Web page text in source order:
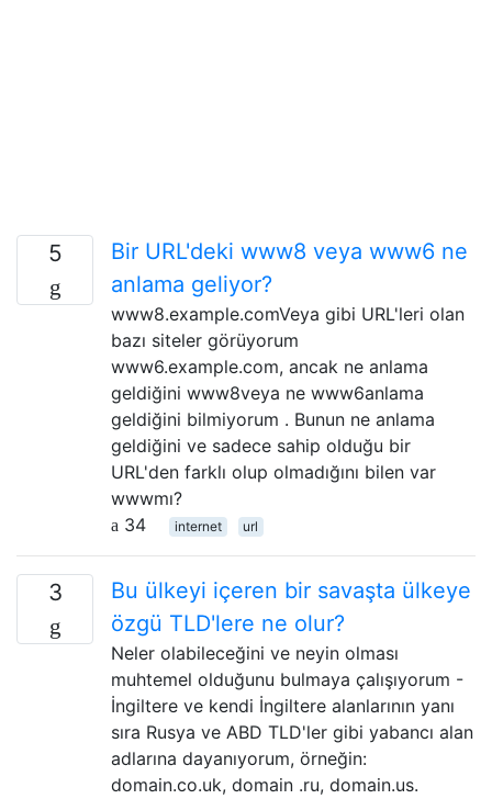
5
Bir URL'deki www8 veya www6 ne
anlama geliyor?
www8.example.comVeya gibi URL'leri olan
bazı siteler görüyorum
www6.example.com, ancak ne anlama
geldiğini www8veya ne www6anlama
geldiğini bilmiyorum . Bunun ne anlama
geldiğini ve sadece sahip olduğu bir
URL'den farklı olup olmadığını bilen var
wwwmı?
34
internet url
3
Bu ülkeyi içeren bir savaşta ülkeye
özgü TLD'lere ne olur?
Neler olabileceğini ve neyin olması
muhtemel olduğunu bulmaya çalışıyorum -
İngiltere ve kendi İngiltere alanlarının yanı
sıra Rusya ve ABD TLD'ler gibi yabancı alan
adlarına dayanıyorum, örneğin:
domain.co.uk, domain .ru, domain.us.